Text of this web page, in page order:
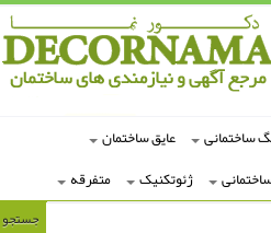
ساختمانی
عایق ساختمان
ژئوتکنیک متفرقه
جستجو